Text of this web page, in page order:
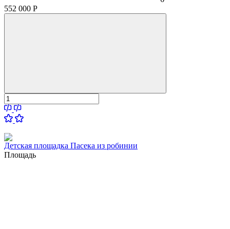
552 000 Р
Детская площадка Пасека из робинии
Площадь